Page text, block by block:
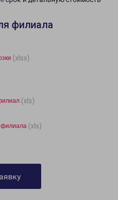
филиала
(xlsx)
(xls)
филиала (xls)